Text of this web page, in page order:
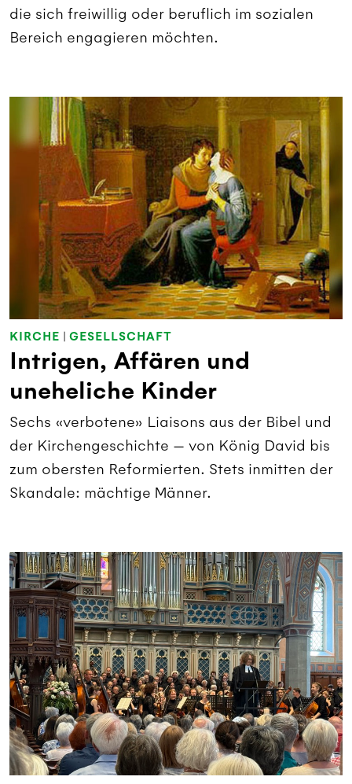
die sich freiwillig oder beruflich im sozialen
Bereich engagieren möchten.
KIRCHE | GESELLSCHAFT
Intrigen, Affären und
uneheliche Kinder
Sechs «verbotene» Liaisons aus der Bibel und
der Kirchengeschichte — von König David bis
zum obersten Reformierten. Stets inmitten der
Skandale: mächtige Männer.